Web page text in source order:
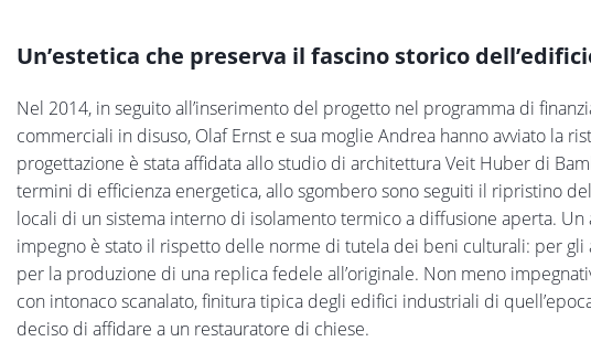
Un’estetica che preserva il fascino storico
Nel 2014, in seguito all’inserimento del progetto nel programma di
commerciali in disuso, Olaf Ernst e sua moglie Andrea hanno avviato la
progettazione è stata affidata allo studio di architettura Veit Huber di
termini di efficienza energetica, allo sgombero sono seguiti il ripristino
locali di un sistema interno di isolamento termico a diffusione aperta.
impegno è stato il rispetto delle norme di tutela dei beni culturali: per gli
per la produzione di una replica fedele all’originale. Non meno
con intonaco scanalato, finitura tipica degli edifici industriali di
deciso di affidare a un restauratore di chiese.